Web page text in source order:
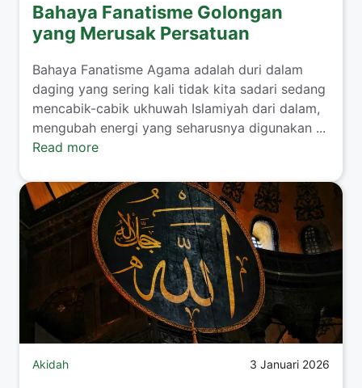
Bahaya Fanatisme Golongan
yang Merusak Persatuan
Bahaya Fanatisme Agama adalah duri dalam
daging yang sering kali tidak kita sadari sedang
mencabik-cabik ukhuwah Islamiyah dari dalam,
mengubah energi yang seharusnya digunakan ...
Read more
Akidah 3 Januari 2026